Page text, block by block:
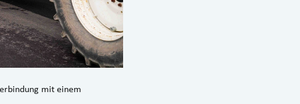
mit einem